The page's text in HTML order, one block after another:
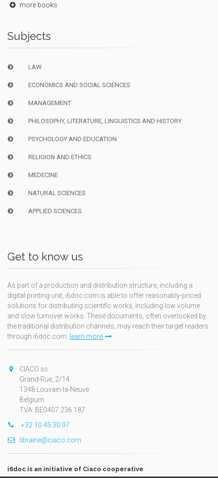
more books
Subjects
LAW
ECONOMICS AND SOCIAL SCIENCES
MANAGEMENT
PHILOSOPHY, LITERATURE, LINGUISTICS AND HISTORY
PSYCHOLOGY AND EDUCATION
RELIGION AND ETHICS
MEDECINE
NATURAL SCIENCES
APPLIED SCIENCES
Get to know us
As part of a production and distribution structure, including a
digital printing unit, i6doc.com is able to offer reasonably-priced
solutions for distributing scientific works, including low volume
and slow turnover works. These documents, often overlooked by
the traditional distribution channels, may reach their target readers
through i6doc.com.
learn more
CIACO sc
Grand-Rue, 2/14
1348 Louvain-la-Neuve
Belgium
TVA: BE0407.236.187
+32 10 45 30 97
librairie@ciaco.com
i6doc is an initiative of Ciaco cooperative